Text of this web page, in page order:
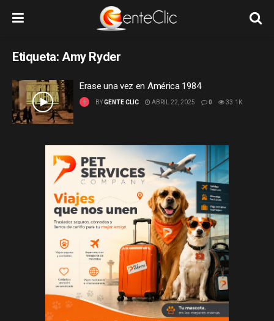
Etiqueta: Amy Ryder
Erase una vez en América 1984
BYGENTE CLIC ABRIL 22, 2025 0 33.1K